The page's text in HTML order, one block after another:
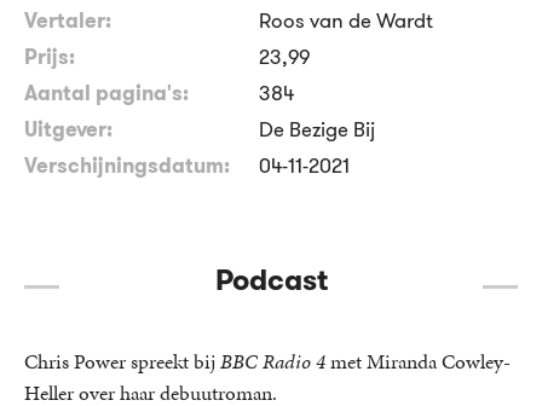
Vertaler:
Roos van de Wardt
Prijs:
23,99
Aantal pagina's:
384
Uitgever:
De Bezige Bij
Verschijningsdatum:
04-11-2021
Podcast
Chris Power spreekt bij BBC Radio 4met Miranda Cowley-
Heller over haar debuutroman.